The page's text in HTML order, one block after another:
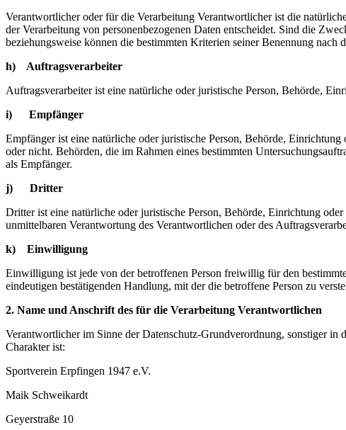
Verantwortlicher oder für die Verarbeitung Verantwortlicher ist die
der Verarbeitung von personenbezogenen Daten entscheidet. Sind die
beziehungsweise können die bestimmten Kriterien seiner Benennung
h) Auftragsverarbeiter
Auftragsverarbeiter ist eine natürliche oder juristische Person, Behörde,
i) Empfänger
Empfänger ist eine natürliche oder juristische Person, Behörde,
oder nicht. Behörden, die im Rahmen eines bestimmten
als Empfänger.
j) Dritter
Dritter ist eine natürliche oder juristische Person, Behörde, Einrichtung
unmittelbaren Verantwortung des Verantwortlichen oder des
k) Einwilligung
Einwilligung ist jede von der betroffenen Person freiwillig für den
eindeutigen bestätigenden Handlung, mit der die betroffene Person zu
2. Name und Anschrift des für die Verarbeitung Verantwortlichen
Verantwortlicher im Sinne der Datenschutz-Grundverordnung, sonstiger in
Charakter ist:
Sportverein Erpfingen 1947 e.V.
Maik Schweikardt
Geyerstraße 10